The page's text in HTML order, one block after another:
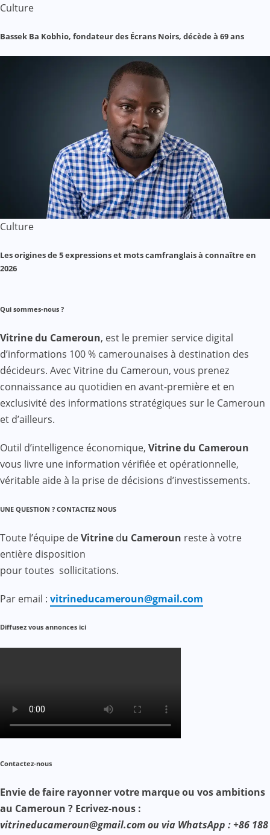
Culture
Bassek Ba Kobhio, fondateur des Écrans Noirs, décède à 69 ans
Culture
Les origines de 5 expressions et mots camfranglais à connaître en
2026
Qui sommes-nous ?
Vitrine du Cameroun, est le premier service digital
d’informations 100 % camerounaises à destination des
décideurs. Avec Vitrine du Cameroun, vous prenez
connaissance au quotidien en avant-première et en
exclusivité des informations stratégiques sur le Cameroun
et d’ailleurs.
Outil d’intelligence économique, Vitrine du Cameroun
vous livre une information vérifiée et opérationnelle,
véritable aide à la prise de décisions d’investissements.
UNE QUESTION ? CONTACTEZ NOUS
Toute l’équipe deVitrine du Cameroun reste à votre
entière disposition
pour toutes sollicitations.
Par email : vitrineducameroun@gmail.com
Diffusez vous annonces ici
Contactez-nous
Envie de faire rayonner votre marque ou vos ambitions
au Cameroun ? Ecrivez-nous :
vitrineducameroun@gmail.com ou via WhatsApp : +86 188